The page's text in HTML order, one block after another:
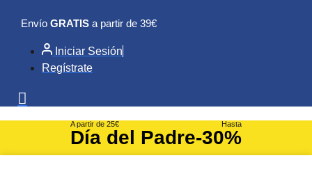
contenido
Envío GRATIS a partir de 39€
Iniciar Sesión
Regístrate
A partir de 25€
Día del Padre
Hasta
-30%